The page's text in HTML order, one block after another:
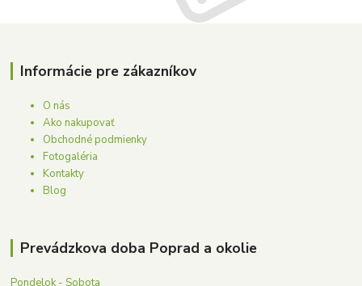
Informácie pre zákazníkov
O nás
Ako nakupovať
Obchodné podmienky
Fotogaléria
Kontakty
Blog
Prevádzkova doba Poprad a okolie
Pondelok - Sobota